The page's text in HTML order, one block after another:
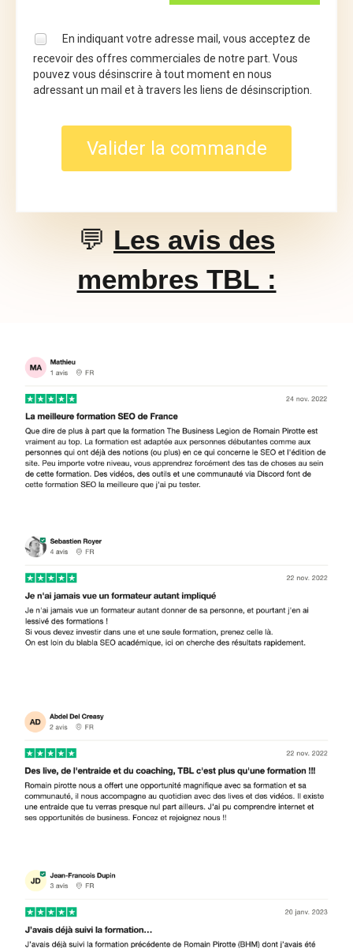
En indiquant votre adresse mail, vous acceptez de
recevoir des offres commerciales de notre part. Vous
pouvez vous désinscrire à tout moment en nous
adressant un mail et à travers les liens de désinscription.
Valider la commande
💬 Les avis des
membres TBL :